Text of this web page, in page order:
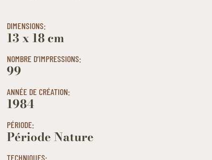
DIMENSIONS:
13 x 18 cm
NOMBRE D’IMPRESSIONS:
99
ANNÉE DE CRÉATION:
1984
PÉRIODE:
Période Nature
TECHNIQUES: